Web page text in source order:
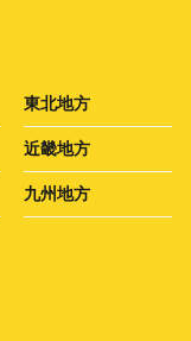
東北地方
近畿地方
九州地方